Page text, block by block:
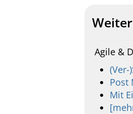
Agile &
Post
Mit